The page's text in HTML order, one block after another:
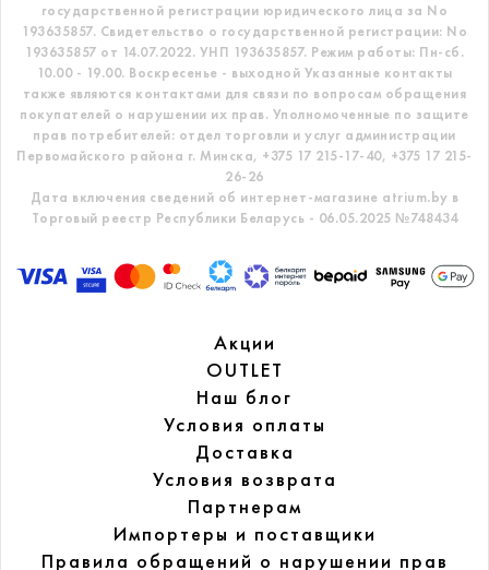
государственной регистрации юридического лица за No
193635857. Свидетельство о государственной регистрации: No
193635857 от 14.07.2022. УНП 193635857. Режим работы: Пн-сб.
10.00 - 19.00. Воскресенье - выходной Указанные контакты
также являются контактами для связи по вопросам обращения
покупателей о нарушении их прав. Уполномоченные по защите
прав потребителей: отдел торговли и услуг администрации
Первомайского района г. Минска, +375 17 215-17-40, +375 17 215-
26-26
Дата включения сведений об интернет-магазине atrium.by в
Торговый реестр Республики Беларусь - 06.05.2025 №748434
Акции
OUTLET
Наш блог
Условия оплаты
Доставка
Условия возврата
Партнерам
Импортеры и поставщики
Правила обращений о нарушении прав